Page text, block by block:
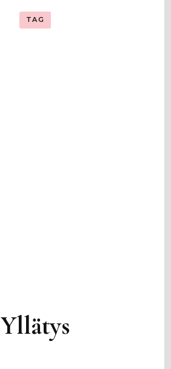
TAG
Yllätys